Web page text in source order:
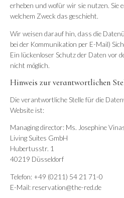
erheben und wofür wir sie nutzen. Sie
welchem Zweck das geschieht.
Wir weisen darauf hin, dass die
bei der Kommunikation per E-Mail)
Ein lückenloser Schutz der Daten vor
nicht möglich.
Hinweis zur verantwortlichen
Die verantwortliche Stelle für die
Website ist:
Managing director: Ms. Josephine
Living Suites GmbH
Hubertusstr. 1
40219 Düsseldorf
Telefon: +49 (0211) 54 21 71-0
E-Mail: reservation@the-red.de